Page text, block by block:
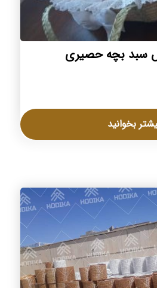
سبد بچه حصیری
بخوانید